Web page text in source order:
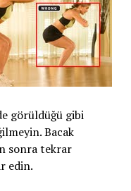
görüldüğü gibi
Bacak
sonra tekrar
edin.